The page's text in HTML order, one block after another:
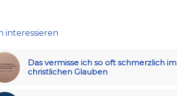
interessieren
Das vermisse ich so oft schmerzlich im
christlichen Glauben